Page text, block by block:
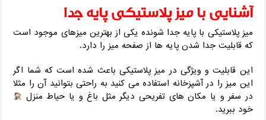
آشنایی با میز پلاستیکی پایه جدا
میز پلاستیکی با پایه جدا شونده یکی از بهترین میزهای موجود است
که قابلیت جدا شدن پایه ها از صفحه میز را دارد.
این قابلیت و ویژگی در میز پلاستیکی باعث شده است که شما اگر
این میز را در آشپزخانه استفاده می کنید به راحتی بتوانید آن را مثلا
در سفر و یا مکان های تفریحی دیگر مثل باغ و یا حیاط منزل
خود ببرید.